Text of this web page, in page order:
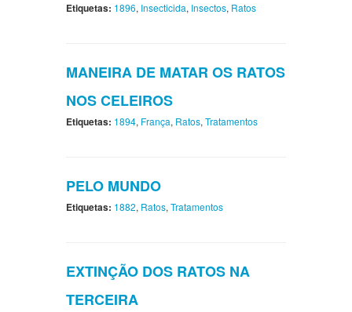
Etiquetas: 1896, Insecticida, Insectos, Ratos
MANEIRA DE MATAR OS RATOS
NOS CELEIROS
Etiquetas: 1894, França, Ratos, Tratamentos
PELO MUNDO
Etiquetas: 1882, Ratos, Tratamentos
EXTINÇÃO DOS RATOS NA
TERCEIRA